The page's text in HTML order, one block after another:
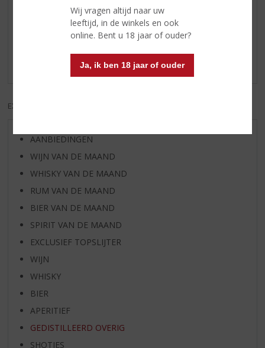
Wij vragen altijd naar uw
leeftijd, in de winkels en ook
online. Bent u 18 jaar of ouder?
Ja, ik ben 18 jaar of ouder
Reviews
Er zijn nog geen reviews geplaatst voor dit product
EXCL. BTW
AANBIEDINGEN
WIJN VAN DE MAAND
WHISKY VAN DE MAAND
RUM VAN DE MAAND
BIER VAN DE MAAND
SPIRIT VAN DE MAAND
EXCLUSIEF TOPSLIJTER
WIJN
WHISKY
BIER
APERITIEF
GEDISTILLEERD OVERIG
SHOTJES